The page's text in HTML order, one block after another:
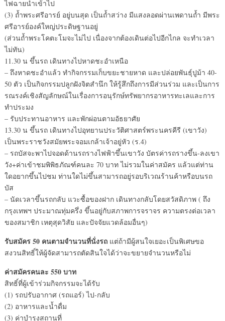
ไฟฉายนำเข้าไป
(3) ถ้ำพระศรีอารย์ อยู่บนสุด เป็นถ้ำสว่าง มีแสงลอดผ่านเพดานถ้ำ มีพระ
ศรีอารย์องค์ใหญ่ประดิษฐานอยู่
(ส่วนถ้ำพระโคตะโมจะไม่ไป เนื่องจากต้องเดินต่อไปอีกไกล จะทำเวลา
ไม่ทัน)
11.30 น ขึ้นรถ เดินทางไปหาดชะอำเหนือ
– ถึงหาดชะอำแล้ว ทำกิจกรรมเก็บขยะชายหาด และปล่อยพันธุ์ปูม้า 40-
50 ตัว เป็นกิจกรรมปลูกฝังจิตสำนึก ให้รู้สึกถึงการมีส่วนร่วม และเป็นการ
รณรงค์เชิงสัญลักษณ์ในเรื่องการอนุรักษ์ทรัพยากรอาหารทะเลและการ
ทำประมง
– รับประทานอาหาร และพักผ่อนตามอัธยาศัย
13.30 น ขึ้นรถ เดินทางไปอุทยานประวัติศาสตร์พระนครคีรี (เขาวัง)
เป็นพระราชวังสมัยพระจอมเกล้าเจ้าอยู่หัว (ร.4)
– รถบัสจะพาไปจอดด้านรถรางไฟฟ้าขึ้นเขาวัง บัตรค่ารถรางขึ้น-ลงเขา
วัง+ค่าเข้าชมพิพิธภัณฑ์คนละ 70 บาท ไม่รวมในค่าสมัคร แล้วแต่ท่าน
ใดอยากขึ้นไปชม ท่านใดไม่ขึ้นสามารถอยู่รอบริเวณร้านค้าหรือบนรถ
บัส
– นัดเวลาขึ้นรถกลับ แวะซื้อของฝาก เดินทางกลับโดยสวัสดิภาพ ( ถึง
กรุงเทพฯ ประมาณทุ่มครึ่ง ขึ้นอยู่กับสภาพการจราจร ความตรงต่อเวลา
ของสมาชิก เหตุสุดวิสัย และปัจจัยแวดล้อมอื่นๆ)
รับสมัคร 50 คนตามจำนวนที่นั่งรถ แต่ถ้ามีผู้สนใจเยอะเป็นพิเศษขอ
สงวนสิทธิ์ให้ผู้จัดสามารถตัดสินใจได้ว่าจะขยายจำนวนหรือไม่
ค่าสมัครคนละ 550 บาท
สิทธิ์ที่ผู้เข้าร่วมกิจกรรมจะได้รับ
(1) รถปรับอากาศ (รถแอร์) ไป-กลับ
(2) อาหารและน้ำดื่ม
(3) ค่าบำรุงสถานที่